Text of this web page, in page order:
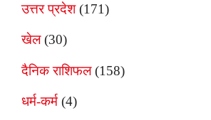
उत्तर प्रदेश(171)
खेल(30)
दैनिक राशिफल(158)
धर्म-कर्म (4)